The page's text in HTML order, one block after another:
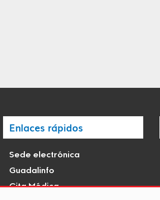
Enlaces rápidos
Sede electrónica
Guadalinfo
Cita Médica